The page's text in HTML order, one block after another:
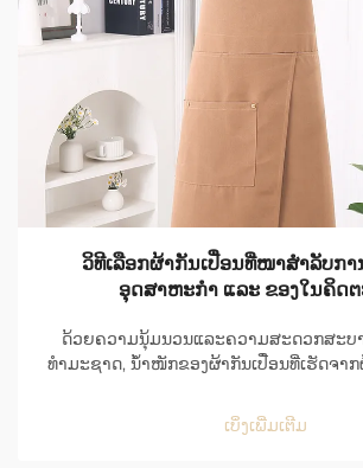
ວິທີເລືອກຜ້າກັນເປື່ອນທີ່ໜາສຳລັບກາ
ອຸດສາຫະກຳ ແລະ ຂອງໃນຄິດຕ
ດ້ວຍຄວາມນຸ້ມນວນແລະຄວາມສະດວກສະບ
ທຳມະຊາດ, ນ້ຳໜັກຂອງຜ້າກັນເປື່ອນທີ່ເຮັດຈາ
ຝ້າຍຝ້າຍຝ້າຍຝ້າຍຝ້າຍຝ້າຍຝ້າຍຝ້າຍຝ້າຍ
ຝ້າຍຝ້າຍຝ້າຍຝ້າຍຝ້າຍຝ້າຍຝ້າຍຝ້າຍຝ້າຍ
ເບິ່ງເພີ່ມເຕີມ